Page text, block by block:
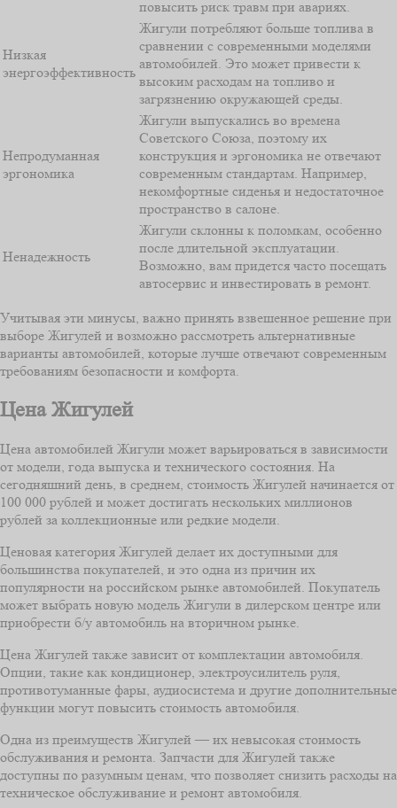
повысить риск травм при авариях.
Низкая
энергоэффективность
Жигули потребляют больше топлива в
сравнении с современными моделями
автомобилей. Это может привести к
высоким расходам на топливо и
загрязнению окружающей среды.
Непродуманная
эргономика
Жигули выпускались во времена
Советского Союза, поэтому их
конструкция и эргономика не отвечают
современным стандартам. Например,
некомфортные сиденья и недостаточное
пространство в салоне.
Ненадежность
Жигули склонны к поломкам, особенно
после длительной эксплуатации.
Возможно, вам придется часто посещать
автосервис и инвестировать в ремонт.
Учитывая эти минусы, важно принять взвешенное решение при
выборе Жигулей и возможно рассмотреть альтернативные
варианты автомобилей, которые лучше отвечают современным
требованиям безопасности и комфорта.
Цена Жигулей
Цена автомобилей Жигули может варьироваться в зависимости
от модели, года выпуска и технического состояния. На
сегодняшний день, в среднем, стоимость Жигулей начинается от
100 000 рублей и может достигать нескольких миллионов
рублей за коллекционные или редкие модели.
Ценовая категория Жигулей делает их доступными для
большинства покупателей, и это одна из причин их
популярности на российском рынке автомобилей. Покупатель
может выбрать новую модель Жигули в дилерском центре или
приобрести б/у автомобиль на вторичном рынке.
Цена Жигулей также зависит от комплектации автомобиля.
Опции, такие как кондиционер, электроусилитель руля,
противотуманные фары, аудиосистема и другие дополнительные
функции могут повысить стоимость автомобиля.
Одна из преимуществ Жигулей — их невысокая стоимость
обслуживания и ремонта. Запчасти для Жигулей также
доступны по разумным ценам, что позволяет снизить расходы на
техническое обслуживание и ремонт автомобиля.